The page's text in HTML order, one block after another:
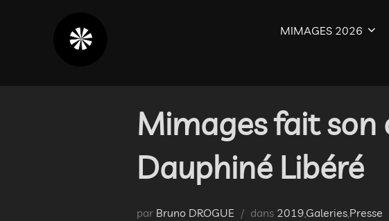
MIMAGES 2026
Mimages fait son
Dauphiné Libéré
par Bruno DROGUE dans 2019,Galeries,Presse